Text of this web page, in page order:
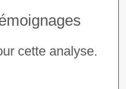
cette analyse.